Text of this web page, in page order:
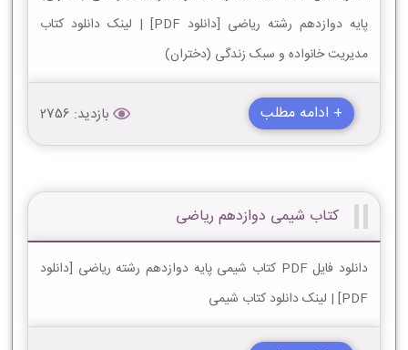
پایه دوازدهم رشته ریاضی [دانلود PDF] | لینک دانلود کتاب
مدیریت خانواده و سبک زندگی (دختران)
+ ادامه مطلب بازدید: 2756
کتاب شیمی دوازدهم ریاضی
دانلود فایل PDF کتاب شیمی پایه دوازدهم رشته ریاضی [دانلود
PDF] | لینک دانلود کتاب شیمی